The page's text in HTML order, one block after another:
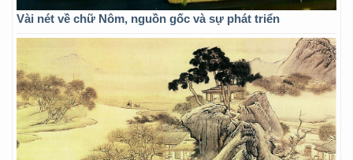
Vài nét về chữ Nôm, nguồn gốc và sự phát triển